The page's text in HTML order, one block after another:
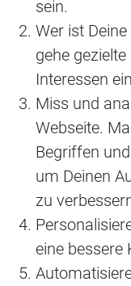
sein.
Wer ist Deine
gehe
Interessen
Miss und
Webseite.
Begriffen
um Deinen
zu
eine bessere